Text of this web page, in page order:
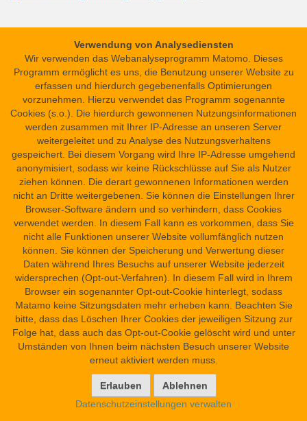
Verwendung von Analysediensten
Wir verwenden das Webanalyseprogramm Matomo. Dieses
Programm ermöglicht es uns, die Benutzung unserer Website zu
erfassen und hierdurch gegebenenfalls Optimierungen
vorzunehmen. Hierzu verwendet das Programm sogenannte
Cookies (s.o.). Die hierdurch gewonnenen Nutzungsinformationen
werden zusammen mit Ihrer IP-Adresse an unseren Server
weitergeleitet und zu Analyse des Nutzungsverhaltens
gespeichert. Bei diesem Vorgang wird Ihre IP-Adresse umgehend
anonymisiert, sodass wir keine Rückschlüsse auf Sie als Nutzer
ziehen können. Die derart gewonnenen Informationen werden
nicht an Dritte weitergebenen. Sie können die Einstellungen Ihrer
Browser-Software ändern und so verhindern, dass Cookies
verwendet werden. In diesem Fall kann es vorkommen, dass Sie
nicht alle Funktionen unserer Website vollumfänglich nutzen
können. Sie können der Speicherung und Verwertung dieser
Daten während Ihres Besuchs auf unserer Website jederzeit
widersprechen (Opt-out-Verfahren). In diesem Fall wird in Ihrem
Browser ein sogenannter Opt-out-Cookie hinterlegt, sodass
Matamo keine Sitzungsdaten mehr erheben kann. Beachten Sie
bitte, dass das Löschen Ihrer Cookies der jeweiligen Sitzung zur
Folge hat, dass auch das Opt-out-Cookie gelöscht wird und unter
Umständen von Ihnen beim nächsten Besuch unserer Website
erneut aktiviert werden muss.
Datenschutzeinstellungen verwalten
Impressum
Datenschutzerklärung
Übersicht
Barrierefreiheit
Kontakt